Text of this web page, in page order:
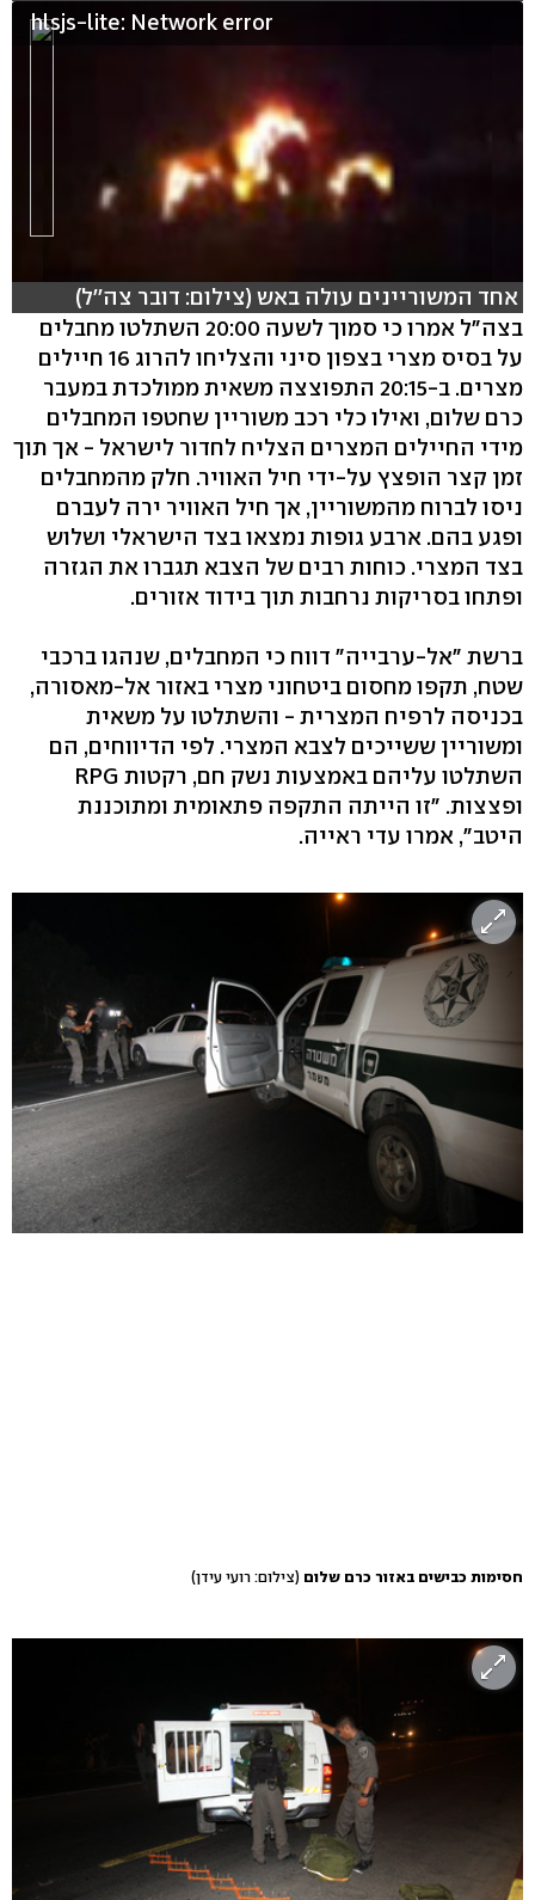
hlsjs-lite: Network error
אחד המשוריינים עולה באש (צילום: דובר צה''ל)
בצה"ל אמרו כי סמוך לשעה 20:00 השתלטו מחבלים
על בסיס מצרי בצפון סיני והצליחו להרוג 16 חיילים
מצרים. ב-20:15 התפוצצה משאית ממולכדת במעבר
כרם שלום, ואילו כלי רכב משוריין שחטפו המחבלים
מידי החיילים המצרים הצליח לחדור לישראל - אך תוך
זמן קצר הופצץ על-ידי חיל האוויר. חלק מהמחבלים
ניסו לברוח מהמשוריין, אך חיל האוויר ירה לעברם
ופגע בהם. ארבע גופות נמצאו בצד הישראלי ושלוש
בצד המצרי. כוחות רבים של הצבא תגברו את הגזרה
ופתחו בסריקות נרחבות תוך בידוד אזורים.
ברשת "אל-ערבייה" דווח כי המחבלים, שנהגו ברכבי
שטח, תקפו מחסום ביטחוני מצרי באזור אל-מאסורה,
בכניסה לרפיח המצרית - והשתלטו על משאית
ומשוריין ששייכים לצבא המצרי. לפי הדיווחים, הם
השתלטו עליהם באמצעות נשק חם, רקטות RPG
ופצצות. "זו הייתה התקפה פתאומית ומתוכננת
היטב", אמרו עדי ראייה.
חסימות כבישים באזור כרם שלום (צילום: רועי עידן)